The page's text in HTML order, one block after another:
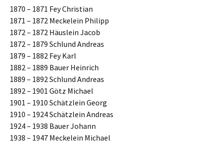
1870 – 1871 Fey Christian
1871 – 1872 Meckelein Philipp
1872 – 1872 Häuslein Jacob
1872 – 1879 Schlund Andreas
1879 – 1882 Fey Karl
1882 – 1889 Bauer Heinrich
1889 – 1892 Schlund Andreas
1892 – 1901 Götz Michael
1901 – 1910 Schätzlein Georg
1910 – 1924 Schätzlein Andreas
1924 – 1938 Bauer Johann
1938 – 1947 Meckelein Michael